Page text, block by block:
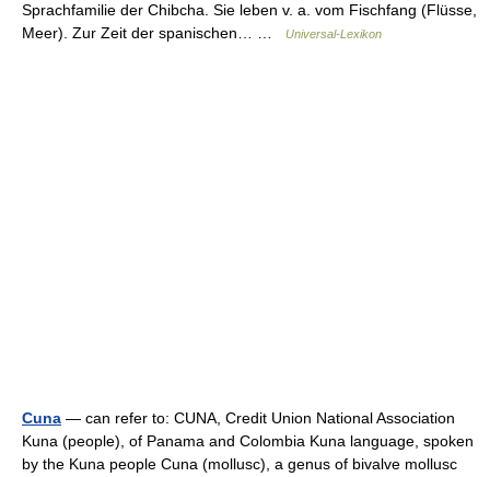
Sprachfamilie der Chibcha. Sie leben v. a. vom Fischfang (Flüsse,
Meer). Zur Zeit der spanischen… …
Universal-Lexikon
Cuna — can refer to: CUNA, Credit Union National Association
Kuna (people), of Panama and Colombia Kuna language, spoken
by the Kuna people Cuna (mollusc), a genus of bivalve mollusc